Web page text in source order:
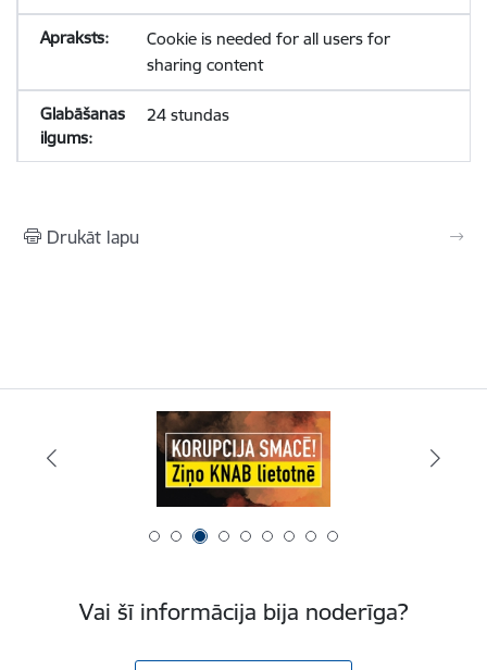
Cookie is needed for all users for
sharing content
24 stundas
Drukāt lapu
Vai šī informācija bija noderīga?